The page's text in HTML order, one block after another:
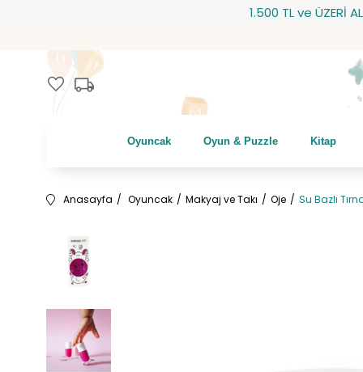
1.500 TL ve ÜZERİ
favorite local_shipping
Oyuncak Oyun & Puzzle Kitap
Anasayfa Oyuncak Makyaj ve Takı Oje Su Bazlı